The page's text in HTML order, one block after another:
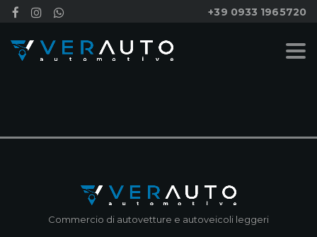
+39 0933 1965720
Commercio di autovetture e autoveicoli leggeri